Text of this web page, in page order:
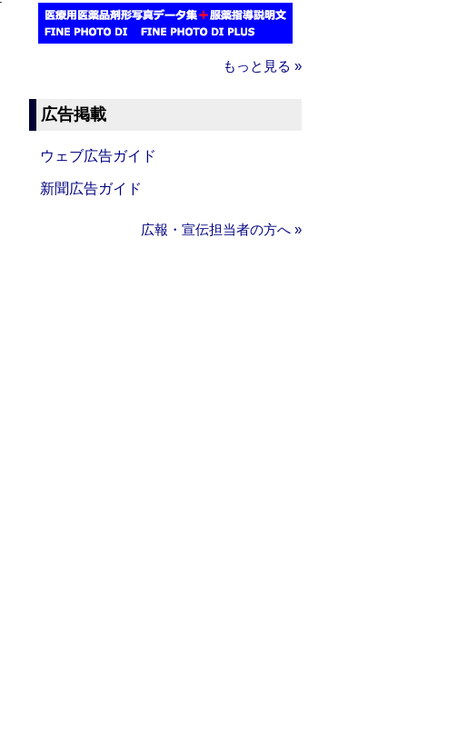
もっと見る »
広告掲載
ウェブ広告ガイド
新聞広告ガイド
広報・宣伝担当者の方へ »